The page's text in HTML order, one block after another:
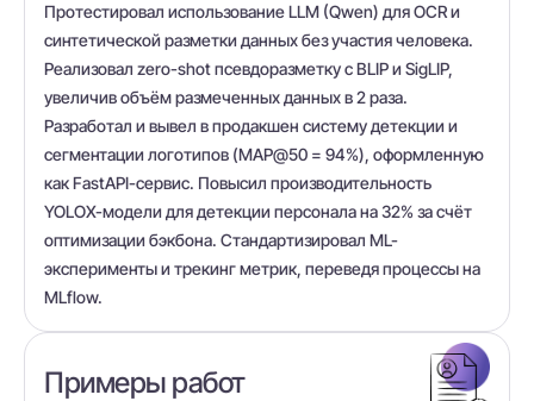
Протестировал использование LLM (Qwen) для OCR и
синтетической разметки данных без участия человека.
Реализовал zero-shot псевдоразметку с BLIP и SigLIP,
увеличив объём размеченных данных в 2 раза.
Разработал и вывел в продакшен систему детекции и
сегментации логотипов (MAP@50 = 94%), оформленную
как FastAPI-сервис. Повысил производительность
YOLOX-модели для детекции персонала на 32% за счёт
оптимизации бэкбона. Стандартизировал ML-
эксперименты и трекинг метрик, переведя процессы на
MLflow.
Примеры работ